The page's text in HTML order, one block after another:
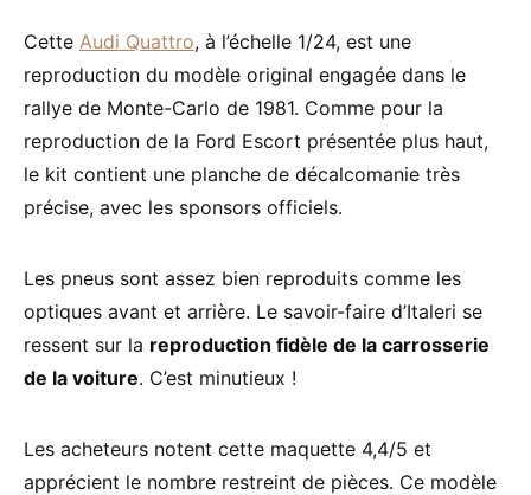
Cette Audi Quattro, à l’échelle 1/24, est une
reproduction du modèle original engagée dans le
rallye de Monte-Carlo de 1981. Comme pour la
reproduction de la Ford Escort présentée plus haut,
le kit contient une planche de décalcomanie très
précise, avec les sponsors officiels.
Les pneus sont assez bien reproduits comme les
optiques avant et arrière. Le savoir-faire d’Italeri se
ressent sur la reproduction fidèle de la carrosserie
de la voiture. C’est minutieux !
Les acheteurs notent cette maquette 4,4/5 et
apprécient le nombre restreint de pièces. Ce modèle